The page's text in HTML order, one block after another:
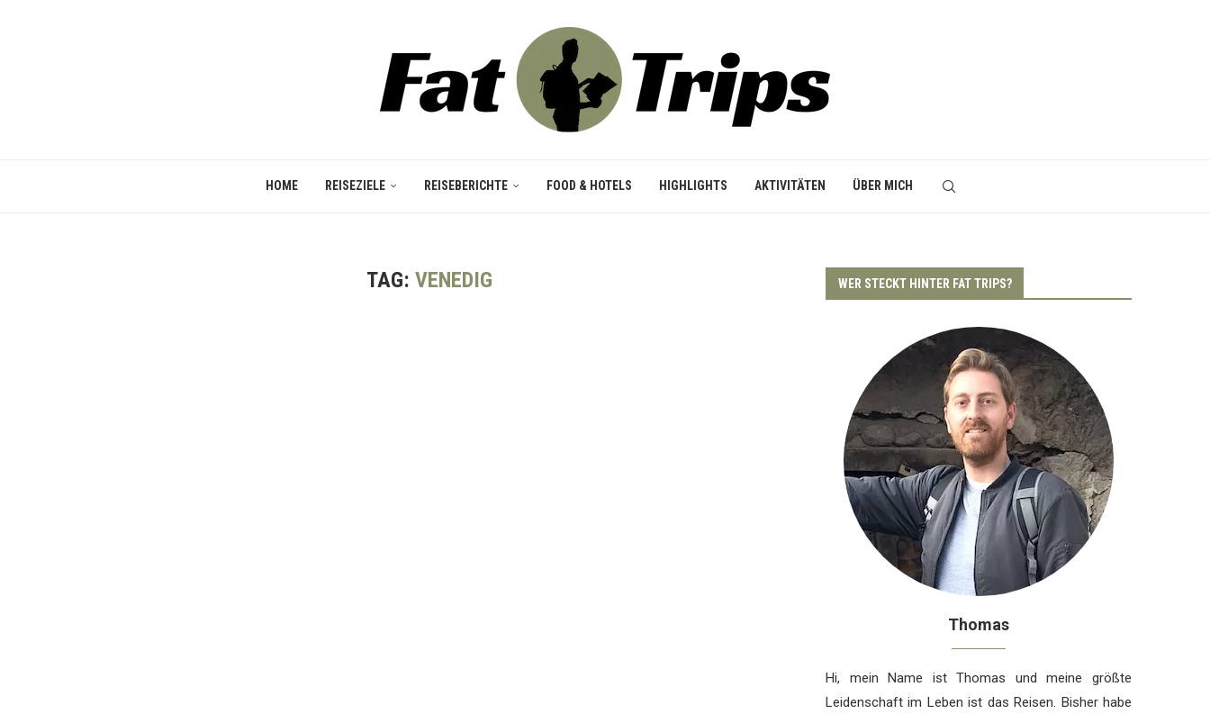
HOME REISEZIELE REISEBERICHTE FOOD & HOTELS HIGHLIGHTS AKTIVITÄTEN ÜBER MICH
TAG: VENEDIG WER STECKT HINTER FAT TRIPS?
Thomas
Hi, mein Name ist Thomas und meine größte
Leidenschaft im Leben ist das Reisen. Bisher habe